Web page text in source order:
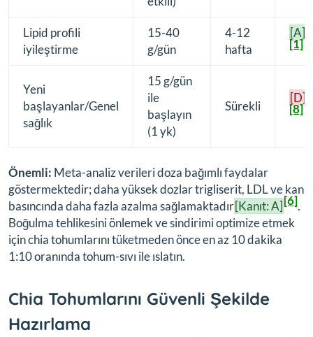
Lipid profili
iyileştirme
15-40
g/gün
4-12
hafta
[A]
[1]
Yeni
başlayanlar/Genel
sağlık
15 g/gün
ile
başlayın
(1 yk)
Sürekli
[D]
[8]
Önemli: Meta-analiz verileri doza bağımlı faydalar
göstermektedir; daha yüksek dozlar trigliserit, LDL ve kan
basıncında daha fazla azalma sağlamaktadır[Kanıt: A][6].
Boğulma tehlikesini önlemek ve sindirimi optimize etmek
için chia tohumlarını tüketmeden önce en az 10 dakika
1:10 oranında tohum-sıvı ile ıslatın.
Chia Tohumlarını Güvenli Şekilde
Hazırlama